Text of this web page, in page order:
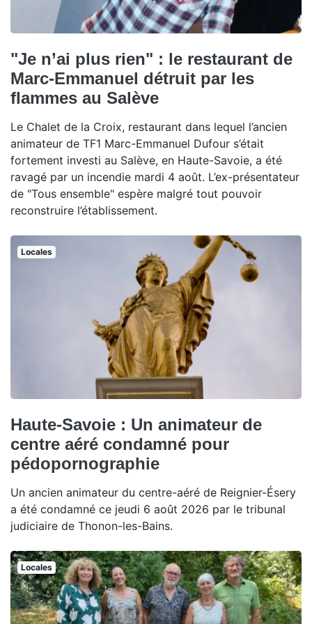
"Je n’ai plus rien" : le restaurant de
Marc-Emmanuel détruit par les
flammes au Salève
Le Chalet de la Croix, restaurant dans lequel l’ancien
animateur de TF1 Marc-Emmanuel Dufour s’était
fortement investi au Salève, en Haute-Savoie, a été
ravagé par un incendie mardi 4 août. L’ex-présentateur
de "Tous ensemble" espère malgré tout pouvoir
reconstruire l’établissement.
Locales
Haute-Savoie : Un animateur de
centre aéré condamné pour
pédopornographie
Un ancien animateur du centre-aéré de Reignier-Ésery
a été condamné ce jeudi 6 août 2026 par le tribunal
judiciaire de Thonon-les-Bains.
Locales